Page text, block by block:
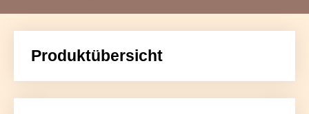
Produktübersicht